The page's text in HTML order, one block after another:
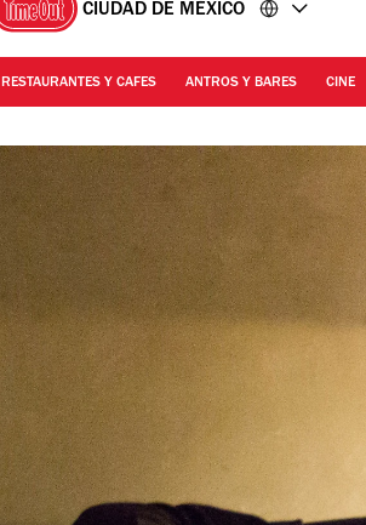
CIUDAD DE MÉXICO
RESTAURANTES Y CAFES ANTROS Y BARES CINE